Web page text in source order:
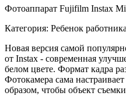
Фотоаппарат Fujifilm Instax
Категория: Ребенок
Новая версия самой
от Instax - современная
белом цвете. Формат кадра
Фотокамера сама
образом, чтобы объект